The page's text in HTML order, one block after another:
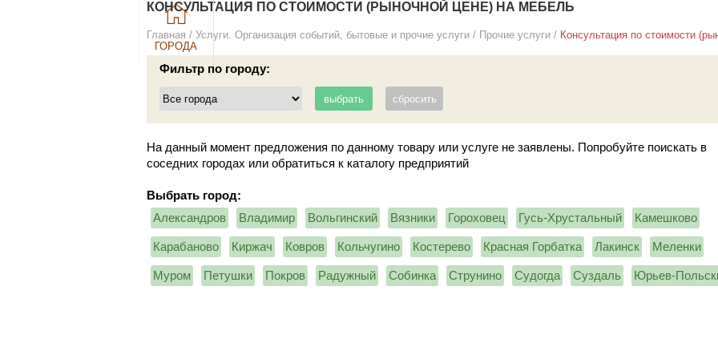
ГОРОДА
КОНСУЛЬТАЦИЯ ПО СТОИМОСТИ (РЫНОЧНОЙ ЦЕНЕ) НА МЕБЕЛЬ
Главная / Услуги. Организация событий, бытовые и прочие услуги / Прочие услуги / Консультация по стоимости
Фильтр по городу:
На данный момент предложения по данному товару или услуге не заявлены. Попробуйте поискать в
соседних городах или обратиться к каталогу предприятий
Выбрать город:
Александров
Владимир Вольгинский Вязники Гороховец Гусь-Хрустальный Камешково
Карабаново Киржач Ковров Кольчугино Костерево Красная Горбатка Лакинск Меленки
Муром Петушки Покров Радужный Собинка Струнино Судогда Суздаль Юрьев-